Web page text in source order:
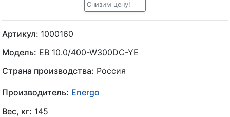
Снизим цену!
Артикул: 1000160
Модель: EB 10.0/400-W300DC-YE
Страна производства: Россия
Производитель: Energo
Вес, кг: 145